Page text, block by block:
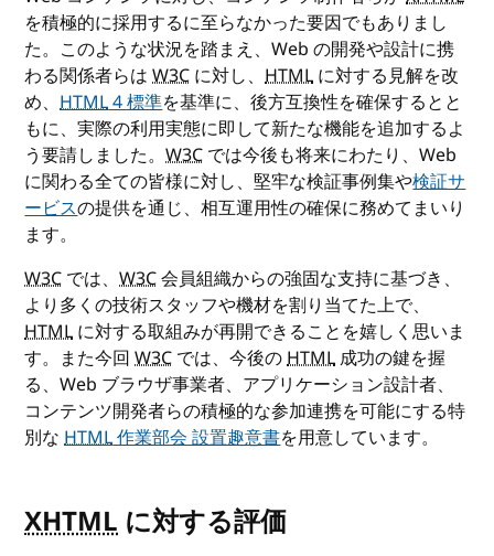
を積極的に採用するに至らなかった要因でもありまし
た。このような状況を踏まえ、Web の開発や設計に携
わる関係者らはW3C に対し、HTML に対する見解を改
め、HTML4 標準を基準に、後方互換性を確保するとと
もに、実際の利用実態に即して新たな機能を追加するよ
う要請しました。W3C では今後も将来にわたり、Web
に関わる全ての皆様に対し、堅牢な検証事例集や検証サ
ービスの提供を通じ、相互運用性の確保に務めてまいり
ます。
W3C では、W3C会員組織からの強固な支持に基づき、
より多くの技術スタッフや機材を割り当てた上で、
HTML に対する取組みが再開できることを嬉しく思いま
す。また今回W3C では、今後のHTML成功の鍵を握
る、Web ブラウザ事業者、アプリケーション設計者、
コンテンツ開発者らの積極的な参加連携を可能にする特
別なHTML作業部会 設置趣意書を用意しています。
XHTML に対する評価